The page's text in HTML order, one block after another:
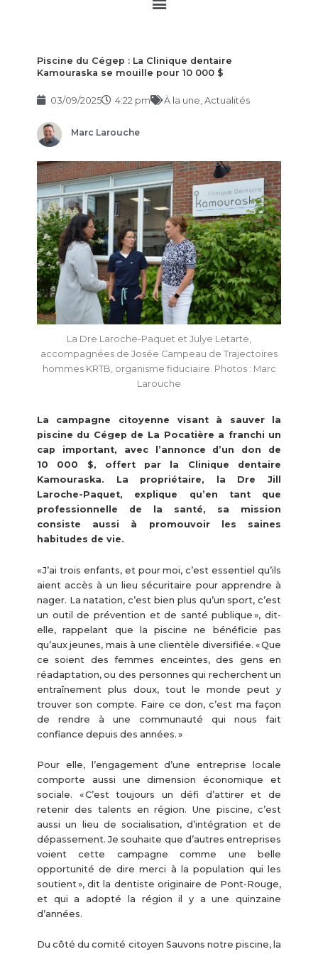
Piscine du Cégep : La Clinique dentaire
Kamouraska se mouille pour 10 000 $
03/09/2025 4:22 pm À la une Actualités
Marc Larouche
La Dre Laroche-Paquet et Julye Letarte,
accompagnées de Josée Campeau de Trajectoires
hommes KRTB, organisme fiduciaire. Photos : Marc
Larouche
La campagne citoyenne visant à sauver la
piscine du Cégep de La Pocatière a franchi un
cap important, avec l’annonce d’un don de
10 000 $, offert par la Clinique dentaire
Kamouraska. La propriétaire, la Dre Jill
Laroche-Paquet, explique qu’en tant que
professionnelle de la santé, sa mission
consiste aussi à promouvoir les saines
habitudes de vie.
« J’ai trois enfants, et pour moi, c’est essentiel qu’ils
aient accès à un lieu sécuritaire pour apprendre à
nager. La natation, c’est bien plus qu’un sport, c’est
un outil de prévention et de santé publique », dit-
elle, rappelant que la piscine ne bénéficie pas
qu’aux jeunes, mais à une clientèle diversifiée. « Que
ce soient des femmes enceintes, des gens en
réadaptation, ou des personnes qui recherchent un
entraînement plus doux, tout le monde peut y
trouver son compte. Faire ce don, c’est ma façon
de rendre à une communauté qui nous fait
confiance depuis des années. »
Pour elle, l’engagement d’une entreprise locale
comporte aussi une dimension économique et
sociale. « C’est toujours un défi d’attirer et de
retenir des talents en région. Une piscine, c’est
aussi un lieu de socialisation, d’intégration et de
dépassement. Je souhaite que d’autres entreprises
voient cette campagne comme une belle
opportunité de dire merci à la population qui les
soutient », dit la dentiste originaire de Pont-Rouge,
et qui a adopté la région il y a une quinzaine
d’années.
Du côté du comité citoyen Sauvons notre piscine, la